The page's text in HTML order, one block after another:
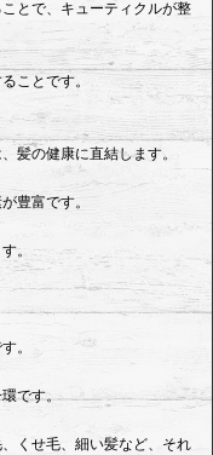
とで、キューティクルが整
ことです。
髪の健康に直結します。
豊富です。
。
。
です。
くせ毛、細い髪など、それ